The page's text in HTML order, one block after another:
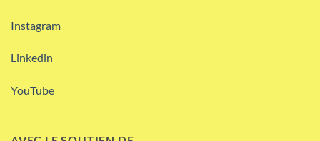
Instagram
Linkedin
YouTube